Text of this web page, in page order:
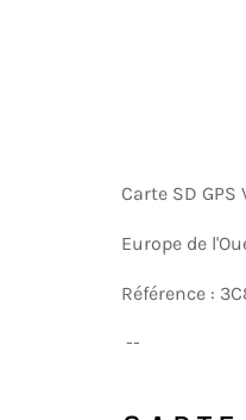
Carte SD GPS
Europe de
Référence :
--